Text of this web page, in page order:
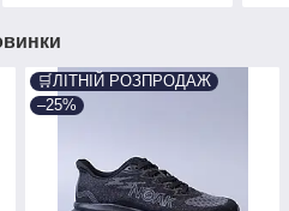
🛒ЛІТНІЙ РОЗПРОДАЖ
–25%